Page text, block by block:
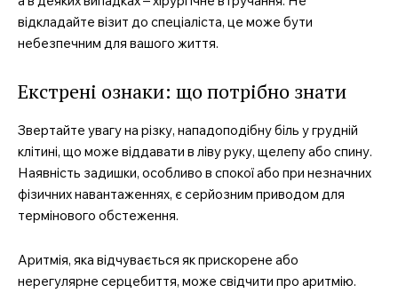
відкладайте візит до спеціаліста, це може бути
небезпечним для вашого життя.
Екстрені ознаки: що потрібно знати
Звертайте увагу на різку, нападоподібну біль у грудній
клітині, що може віддавати в ліву руку, щелепу або спину.
Наявність задишки, особливо в спокої або при незначних
фізичних навантаженнях, є серйозним приводом для
термінового обстеження.
Аритмія, яка відчувається як прискорене або
нерегулярне серцебиття, може свідчити про аритмію.